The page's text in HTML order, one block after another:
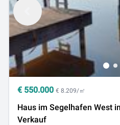
€ 550.000 € 8.209/㎡
Haus im Segelhafen West
Verkauf